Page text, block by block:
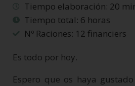
Tiempo elaboración: 20
Tiempo total: 6 horas
Nº Raciones: 12 financiers
Es todo por hoy.
Espero que os haya